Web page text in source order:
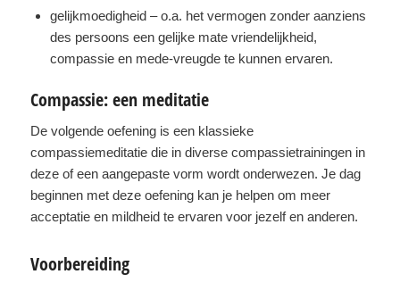
gelijkmoedigheid – o.a. het vermogen zonder aanziens
des persoons een gelijke mate vriendelijkheid,
compassie en mede-vreugde te kunnen ervaren.
Compassie: een meditatie
De volgende oefening is een klassieke
compassiemeditatie die in diverse compassietrainingen in
deze of een aangepaste vorm wordt onderwezen. Je dag
beginnen met deze oefening kan je helpen om meer
acceptatie en mildheid te ervaren voor jezelf en anderen.
Voorbereiding